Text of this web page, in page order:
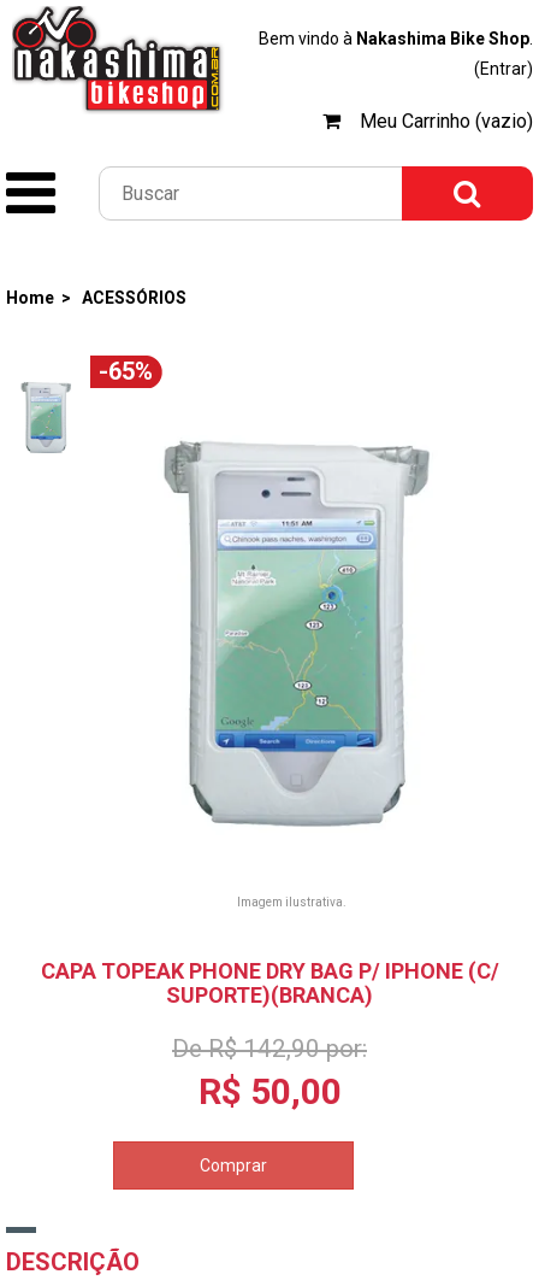
Bem vindo à Nakashima Bike Shop.
(Entrar)
Meu Carrinho (vazio)
Home > ACESSÓRIOS
-65%
Imagem ilustrativa.
CAPA TOPEAK PHONE DRY BAG P/ IPHONE (C/
SUPORTE)(BRANCA)
De R$ 142,90 por:
R$ 50,00
Comprar
DESCRIÇÃO